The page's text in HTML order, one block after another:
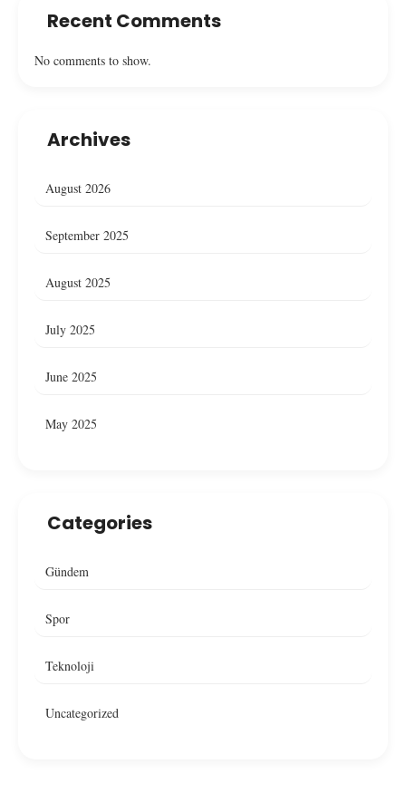
Recent Comments
No comments to show.
Archives
August 2026
September 2025
August 2025
July 2025
June 2025
May 2025
Categories
Gündem
Spor
Teknoloji
Uncategorized